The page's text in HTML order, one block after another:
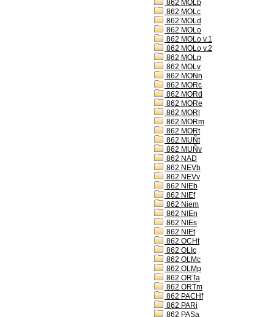
862 MOLb
862 MOLc
862 MOLd
862 MOLo
862 MOLo v.1
862 MOLo v.2
862 MOLp
862 MOLv
862 MONn
862 MORc
862 MORd
862 MORe
862 MORl
862 MORm
862 MORt
862 MUÑt
862 MUÑv
862 NAD
862 NEVb
862 NEVv
862 NIEb
862 NIEf
862 Niem
862 NIEn
862 NIEs
862 NIEt
862 OCHt
862 OLIc
862 OLMc
862 OLMp
862 ORTa
862 ORTm
862 PACHf
862 PARi
862 PASa